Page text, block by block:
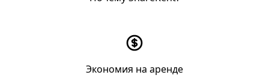
Экономия на аренде